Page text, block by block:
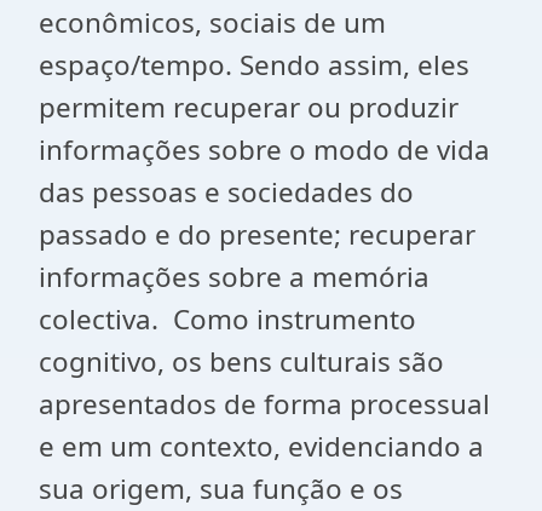
econômicos, sociais de um
espaço/tempo. Sendo assim, eles
permitem recuperar ou produzir
informações sobre o modo de vida
das pessoas e sociedades do
passado e do presente; recuperar
informações sobre a memória
colectiva. Como instrumento
cognitivo, os bens culturais são
apresentados de forma processual
e em um contexto, evidenciando a
sua origem, sua função e os